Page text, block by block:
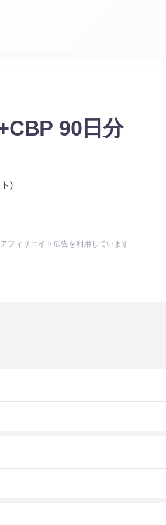
90日分
)
フィリエイト広告を利用しています